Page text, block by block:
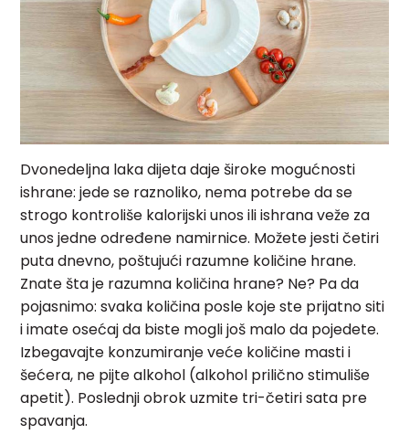
Dvonedeljna laka dijeta daje široke mogućnosti
ishrane: jede se raznoliko, nema potrebe da se
strogo kontroliše kalorijski unos ili ishrana veže za
unos jedne određene namirnice. Možete jesti četiri
puta dnevno, poštujući razumne količine hrane.
Znate šta je razumna količina hrane? Ne? Pa da
pojasnimo: svaka količina posle koje ste prijatno siti
i imate osećaj da biste mogli još malo da pojedete.
Izbegavajte konzumiranje veće količine masti i
šećera, ne pijte alkohol (alkohol prilično stimuliše
apetit). Poslednji obrok uzmite tri-četiri sata pre
spavanja.